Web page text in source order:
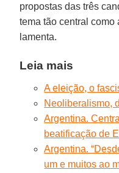
propostas das três
tema tão central
lamenta.
Leia mais
A eleição, o
Neoliberalismo,
Argentina.
beatificação de
Argentina.
um e muitos ao